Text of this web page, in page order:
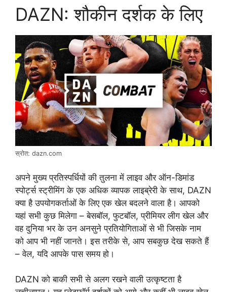
DAZN: शौकीन दर्शक के लिए
स्रोत: dazn.com
अपने मुख्य प्रतिस्पर्धियों की तुलना में लाइव और ऑन-डिमांड
स्पोर्ट्स स्ट्रीमिंग के एक अधिक व्यापक लाइब्रेरी के साथ, DAZN
क्या है उपयोगकर्ताओं के लिए एक खेल बदलने वाला है। आपको
यहां सभी कुछ मिलेगा – बेसबॉल, फुटबॉल, प्रीमियर लीग खेल और
वह दुनिया भर के उन अनसुने प्रतियोगिताओं से भी जिसके नाम
को आप भी नहीं जानते। इस तरीके से, आप सबकुछ देख सकते हैं
– वेल, यदि आपके पास समय हो।
DAZN को बाकी सभी से अलग रखने वाली उत्कृष्टता है